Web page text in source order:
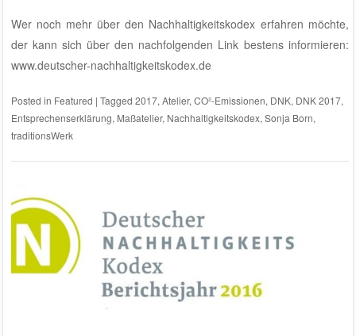
Wer noch mehr über den Nachhaltigkeitskodex erfahren möchte,
der kann sich über den nachfolgenden Link bestens informieren:
www.deutscher-nachhaltigkeitskodex.de
Posted in Featured | Tagged 2017, Atelier, CO²-Emissionen, DNK, DNK 2017,
Entsprechenserklärung, Maßatelier, Nachhaltigkeitskodex, Sonja Born,
traditionsWerk